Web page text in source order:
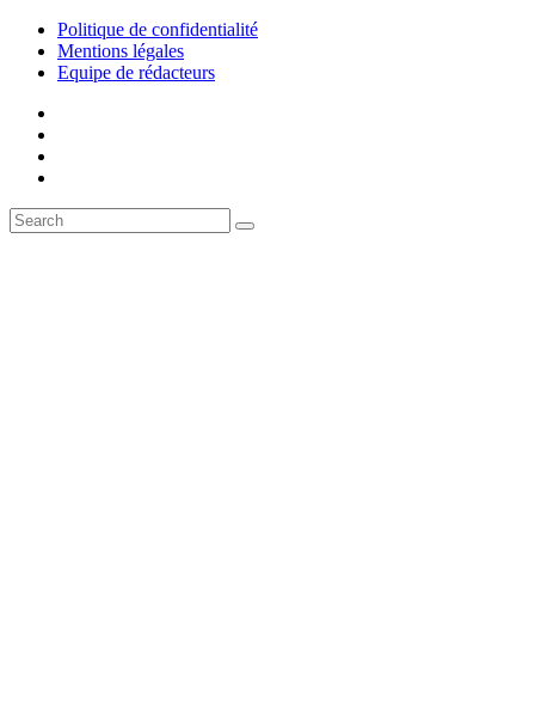
Politique de confidentialité
Mentions légales
Equipe de rédacteurs